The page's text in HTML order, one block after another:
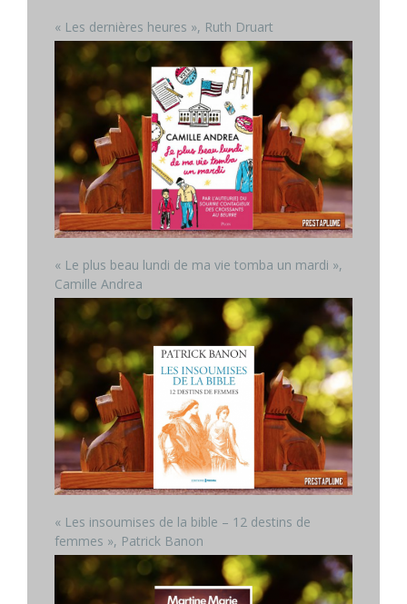
« Les dernières heures », Ruth Druart
« Le plus beau lundi de ma vie tomba un mardi »,
Camille Andrea
« Les insoumises de la bible – 12 destins de
femmes », Patrick Banon